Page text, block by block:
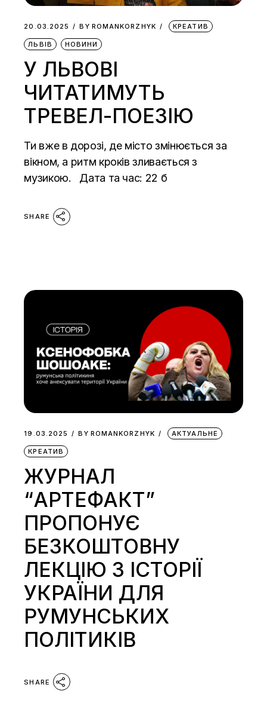
20.03.2025 BY ROMANKORZHYK КРЕАТИВ
ЛЬВІВ НОВИНИ
У ЛЬВОВІ
ЧИТАТИМУТЬ
ТРЕВЕЛ-ПОЕЗІЮ
Ти вже в дорозі, де місто змінюється за
вікном, а ритм кроків зливається з
музикою. Дата та час: 22 б
SHARE
19.03.2025 BY ROMANKORZHYK АКТУАЛЬНЕ
КРЕАТИВ
ЖУРНАЛ
“АРТЕФАКТ”
ПРОПОНУЄ
БЕЗКОШТОВНУ
ЛЕКЦІЮ З ІСТОРІЇ
УКРАЇНИ ДЛЯ
РУМУНСЬКИХ
ПОЛІТИКІВ
SHARE